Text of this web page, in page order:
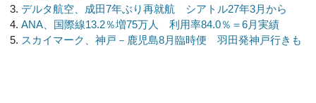
デルタ航空、成田7年ぶり再就航 シアトル27年3月から
ANA、国際線13.2％増75万人 利用率84.0％＝6月実績
スカイマーク、神戸－鹿児島8月臨時便 羽田発神戸行きも